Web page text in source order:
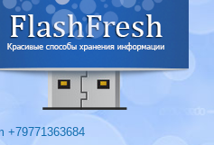
+79771363684